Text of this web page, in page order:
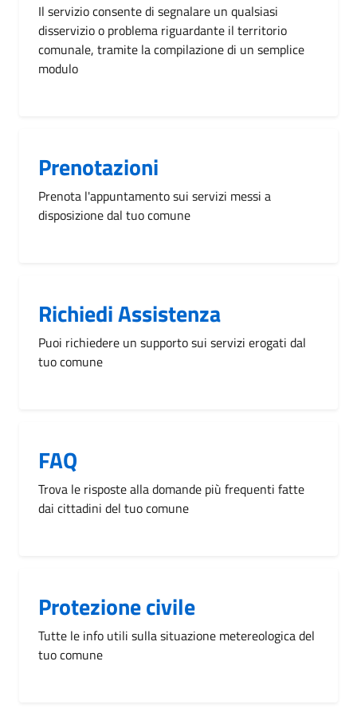
Il servizio consente di segnalare un qualsiasi
disservizio o problema riguardante il territorio
comunale, tramite la compilazione di un semplice
modulo
Prenotazioni
Prenota l'appuntamento sui servizi messi a
disposizione dal tuo comune
Richiedi Assistenza
Puoi richiedere un supporto sui servizi erogati dal
tuo comune
FAQ
Trova le risposte alla domande più frequenti fatte
dai cittadini del tuo comune
Protezione civile
Tutte le info utili sulla situazione metereologica del
tuo comune